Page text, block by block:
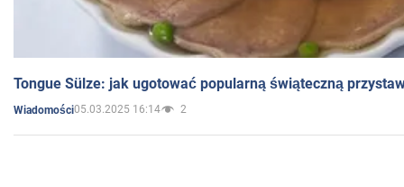
Tongue Sülze: jak ugotować popularną świąteczną
Wiadomości05.03.2025 16:14 2